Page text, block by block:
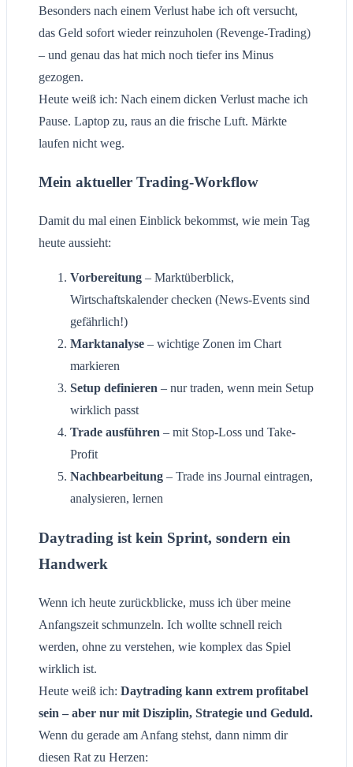
Besonders nach einem Verlust habe ich oft versucht,
das Geld sofort wieder reinzuholen (Revenge-Trading)
– und genau das hat mich noch tiefer ins Minus
gezogen.
Heute weiß ich: Nach einem dicken Verlust mache ich
Pause. Laptop zu, raus an die frische Luft. Märkte
laufen nicht weg.
Mein aktueller Trading-Workflow
Damit du mal einen Einblick bekommst, wie mein Tag
heute aussieht:
Vorbereitung – Marktüberblick,
Wirtschaftskalender checken (News-Events sind
gefährlich!)
Marktanalyse – wichtige Zonen im Chart
markieren
Setup definieren – nur traden, wenn mein Setup
wirklich passt
Trade ausführen – mit Stop-Loss und Take-
Profit
Nachbearbeitung – Trade ins Journal eintragen,
analysieren, lernen
Daytrading ist kein Sprint, sondern ein
Handwerk
Wenn ich heute zurückblicke, muss ich über meine
Anfangszeit schmunzeln. Ich wollte schnell reich
werden, ohne zu verstehen, wie komplex das Spiel
wirklich ist.
Heute weiß ich: Daytrading kann extrem profitabel
sein – aber nur mit Disziplin, Strategie und Geduld.
Wenn du gerade am Anfang stehst, dann nimm dir
diesen Rat zu Herzen: